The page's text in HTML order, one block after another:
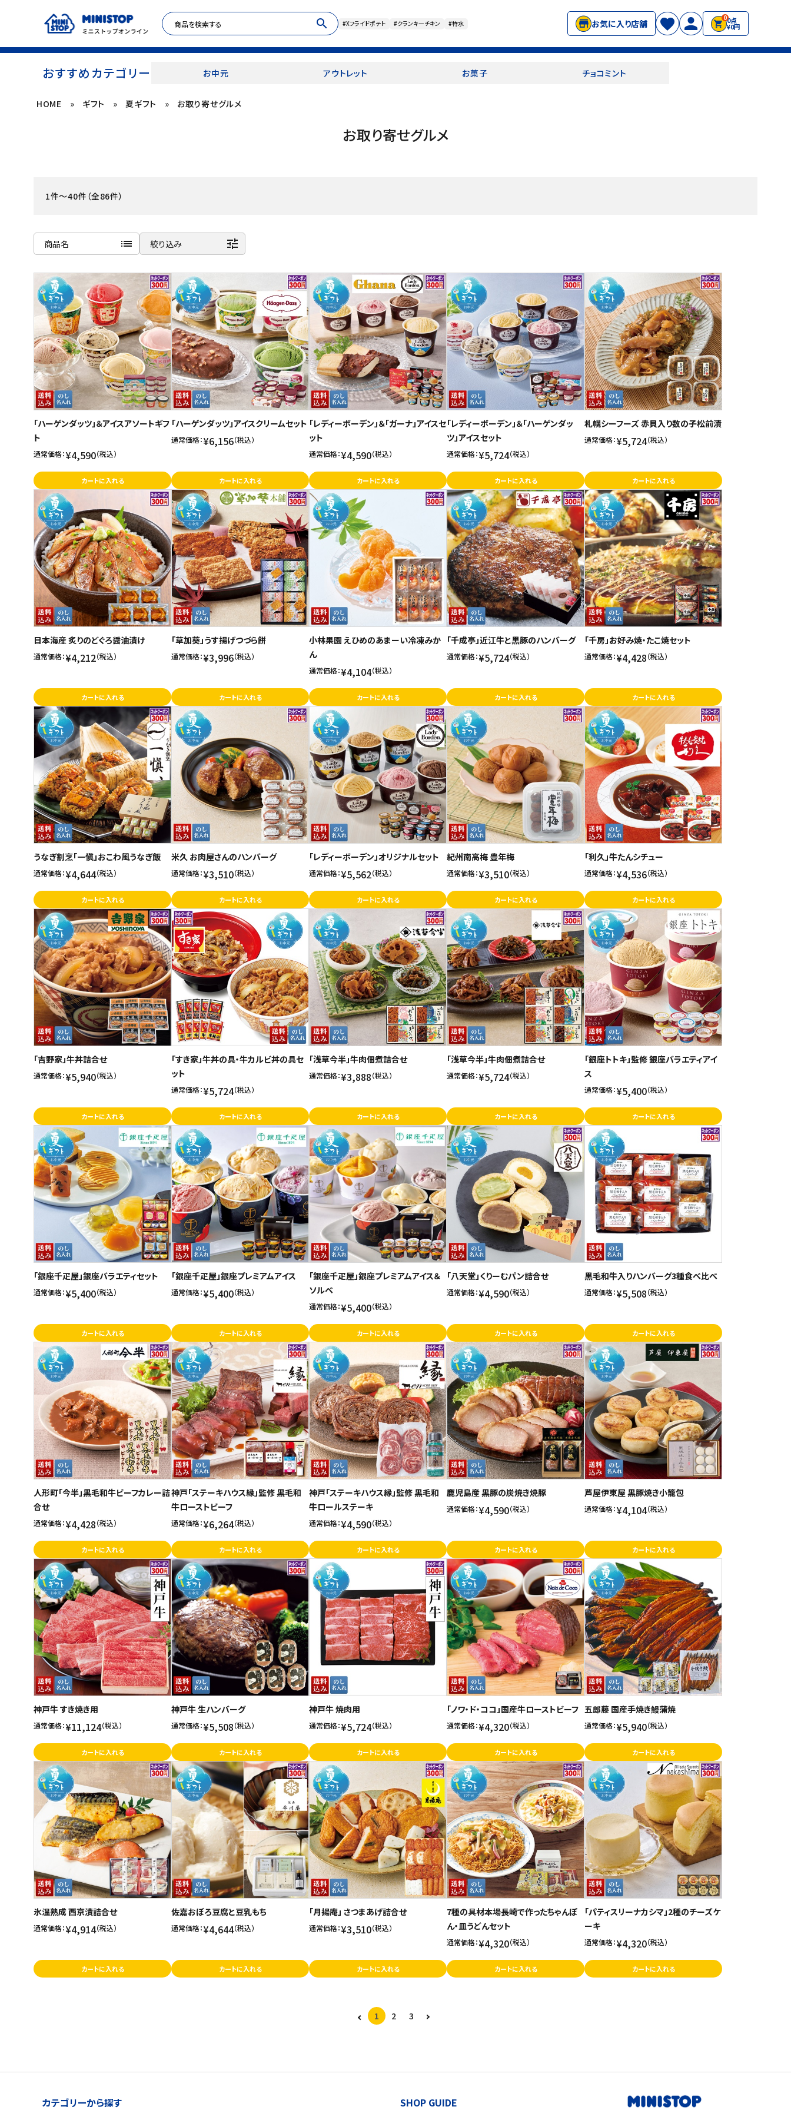
search #Xフライドポテト #クランキーチキン #特水 お気に入り店舗
00点
¥0円
おすすめカテゴリー お中元 アウトレット お菓子 チョコミント
ACCOUNT MENU
冷凍食品
お菓子
飲料
酒類
日用品
ギフト
セール
ペット用品
SHOP GUIDE
ご利用ガイド
お問い合わせ
特定商取引法表示について
プライバシーポリシー
利用規約
会社概要
HOME » ギフト » 夏ギフト » お取り寄せグルメ
お取り寄せグルメ
1件～40件（全86件）
商品名 list
新着順
発売日順
価格が安い
価格が高い
お気に入り登録数
絞り込み tune
「ハーゲンダッツ」＆アイスアソートギフ
ト
通常価格：¥4,590（税込）
カートに入れる
「ハーゲンダッツ」アイスクリームセット
通常価格：¥6,156（税込）
カートに入れる
「レディーボーデン」＆「ガーナ」アイスセ
ット
通常価格：¥4,590（税込）
カートに入れる
「レディーボーデン」＆「ハーゲンダッ
ツ」アイスセット
通常価格：¥5,724（税込）
カートに入れる
札幌シーフーズ 赤貝入り数の子松前漬
通常価格：¥5,724（税込）
カートに入れる
日本海産 炙りのどぐろ醤油漬け
通常価格：¥4,212（税込）
カートに入れる
「草加葵」うす揚げつづら餅
通常価格：¥3,996（税込）
カートに入れる
小林果園 えひめのあまーい冷凍みか
ん
通常価格：¥4,104（税込）
カートに入れる
「千成亭」近江牛と黒豚のハンバーグ
通常価格：¥5,724（税込）
カートに入れる
「千房」お好み焼・たこ焼セット
通常価格：¥4,428（税込）
カートに入れる
うなぎ割烹「一愼」おこわ風うなぎ飯
通常価格：¥4,644（税込）
カートに入れる
米久 お肉屋さんのハンバーグ
通常価格：¥3,510（税込）
カートに入れる
「レディーボーデン」オリジナルセット
通常価格：¥5,562（税込）
カートに入れる
紀州南高梅 豊年梅
通常価格：¥3,510（税込）
カートに入れる
「利久」牛たんシチュー
通常価格：¥4,536（税込）
カートに入れる
「吉野家」牛丼詰合せ
通常価格：¥5,940（税込）
カートに入れる
「すき家」牛丼の具・牛カルビ丼の具セ
ット
通常価格：¥5,724（税込）
カートに入れる
「浅草今半」牛肉佃煮詰合せ
通常価格：¥3,888（税込）
カートに入れる
「浅草今半」牛肉佃煮詰合せ
通常価格：¥5,724（税込）
カートに入れる
「銀座トトキ」監修 銀座バラエティアイ
ス
通常価格：¥5,400（税込）
カートに入れる
「銀座千疋屋」銀座バラエティセット
通常価格：¥5,400（税込）
カートに入れる
「銀座千疋屋」銀座プレミアムアイス
通常価格：¥5,400（税込）
カートに入れる
「銀座千疋屋」銀座プレミアムアイス＆
ソルベ
通常価格：¥5,400（税込）
カートに入れる
「八天堂」くりーむパン詰合せ
通常価格：¥4,590（税込）
カートに入れる
黒毛和牛入りハンバーグ3種食べ比べ
通常価格：¥5,508（税込）
カートに入れる
人形町「今半」黒毛和牛ビーフカレー詰
合せ
通常価格：¥4,428（税込）
カートに入れる
神戸「ステーキハウス縁」監修 黒毛和
牛ローストビーフ
通常価格：¥6,264（税込）
カートに入れる
神戸「ステーキハウス縁」監修 黒毛和
牛ロールステーキ
通常価格：¥4,590（税込）
カートに入れる
鹿児島産 黒豚の炭焼き焼豚
通常価格：¥4,590（税込）
カートに入れる
芦屋伊東屋 黒豚焼き小籠包
通常価格：¥4,104（税込）
カートに入れる
神戸牛 すき焼き用
通常価格：¥11,124（税込）
カートに入れる
神戸牛 生ハンバーグ
通常価格：¥5,508（税込）
カートに入れる
神戸牛 焼肉用
通常価格：¥5,724（税込）
カートに入れる
「ノワ・ド・ココ」国産牛ローストビーフ
通常価格：¥4,320（税込）
カートに入れる
五郎藤 国産手焼き鰻蒲焼
通常価格：¥5,940（税込）
カートに入れる
氷温熟成 西京漬詰合せ
通常価格：¥4,914（税込）
カートに入れる
佐嘉おぼろ豆腐と豆乳もち
通常価格：¥4,644（税込）
カートに入れる
「月揚庵」 さつまあげ詰合せ
通常価格：¥3,510（税込）
カートに入れる
7種の具材本場長崎で作ったちゃんぽ
ん・皿うどんセット
通常価格：¥4,320（税込）
カートに入れる
「パティスリーナカシマ」2種のチーズケ
ーキ
通常価格：¥4,320（税込）
カートに入れる
1 2 3
カテゴリーから探す SHOP GUIDE